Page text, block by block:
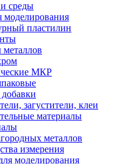
среды
моделирования
пластилин
МКР
загустители, клеи
материалы
металлов
измерения
моделирования